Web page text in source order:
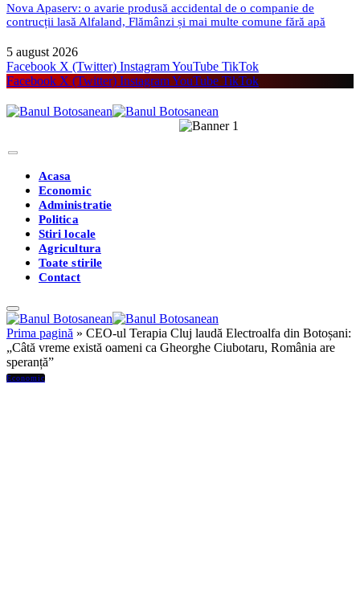
Nova Apaserv: o avarie produsă accidental de o companie de
contrucții lasă Alfaland, Flămânzi și mai multe comune fără apă
5 august 2026
Facebook X (Twitter) InstagramYouTube TikTok
Facebook X (Twitter) InstagramYouTube TikTok
Acasa
Economic
Administratie
Politica
Stiri locale
Agricultura
Toate stirile
Contact
Prima pagină » CEO-ul Terapia Cluj laudă Electroalfa din Botoșani:
„Câtă vreme există oameni ca Gheorghe Ciubotaru, România are
speranță”
Economic